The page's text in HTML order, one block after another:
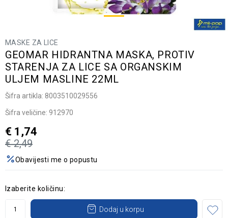
MASKE ZA LICE
GEOMAR HIDRANTNA MASKA, PROTIV
STARENJA ZA LICE SA ORGANSKIM
ULJEM MASLINE 22ML
Šifra artikla: 8003510029556
Šifra veličine: 912970
€ 2,49
€ 1,74
Obavijesti me o popustu
Izaberite količinu:
Dodaj u korpu